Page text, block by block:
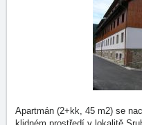
Apartmán (2+kk, 45 m2) se